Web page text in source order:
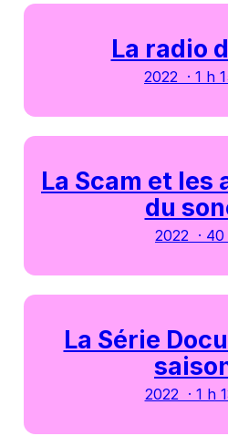
La radio
2022 · 1 h
La Scam et les
du
2022 · 40
La Série
2022 · 1 h